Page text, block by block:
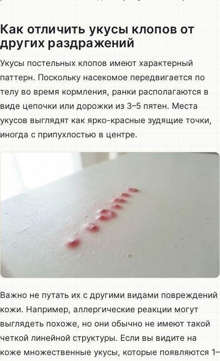
Как отличить укусы клопов от
других раздражений
Укусы постельных клопов имеют характерный
паттерн. Поскольку насекомое передвигается по
телу во время кормления, ранки располагаются в
виде цепочки или дорожки из 3–5 пятен. Места
укусов выглядят как ярко-красные зудящие точки,
иногда с припухлостью в центре.
Важно не путать их с другими видами повреждений
кожи. Например, аллергические реакции могут
выглядеть похоже, но они обычно не имеют такой
четкой линейной структуры. Если вы видите на
коже множественные укусы, которые появляются 1–